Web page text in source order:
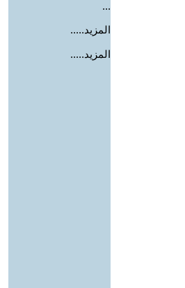
...
المزيد.....
المزيد.....